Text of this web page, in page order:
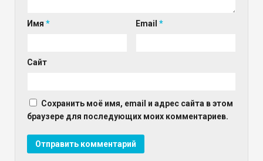
Имя * Email*
Сайт
Сохранить моё имя, email и адрес сайта в этом
браузере для последующих моих комментариев.